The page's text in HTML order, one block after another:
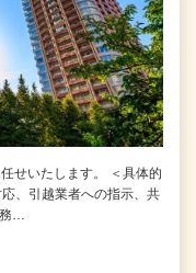
せいたします。 ＜具体的
、引越業者への指示、共
…